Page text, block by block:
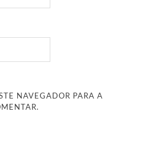
NAVEGADOR PARA A